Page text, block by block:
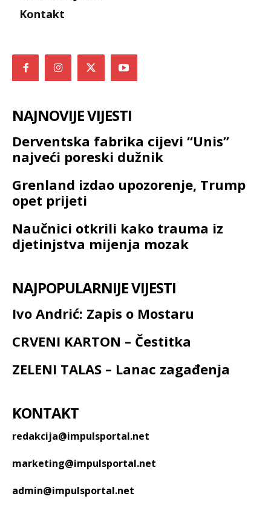
Kontakt
NAJNOVIJE VIJESTI
Derventska fabrika cijevi “Unis”
najveći poreski dužnik
Grenland izdao upozorenje, Trump
opet prijeti
Naučnici otkrili kako trauma iz
djetinjstva mijenja mozak
NAJPOPULARNIJE VIJESTI
Ivo Andrić: Zapis o Mostaru
CRVENI KARTON – Čestitka
ZELENI TALAS – Lanac zagađenja
KONTAKT
redakcija@impulsportal.net
marketing@impulsportal.net
admin@impulsportal.net